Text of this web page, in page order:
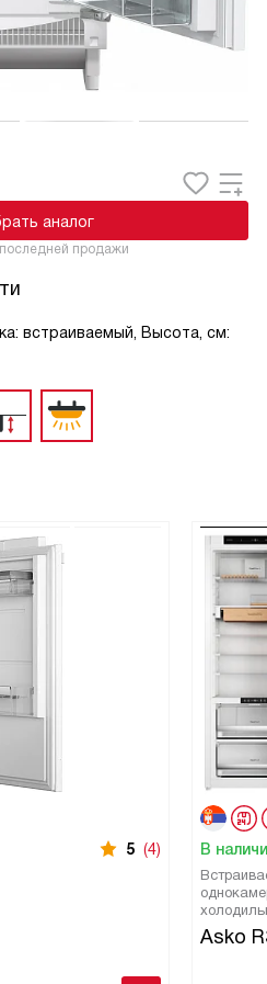
аналог
продажи
встраиваемый, Высота, см:
5 (4) В
Asko